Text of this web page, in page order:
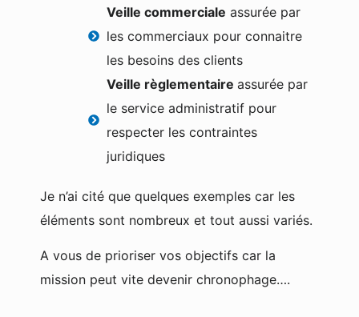
Veille commerciale assurée par
les commerciaux pour connaitre
les besoins des clients
Veille règlementaire assurée par
le service administratif pour
respecter les contraintes
juridiques
Je n’ai cité que quelques exemples car les
éléments sont nombreux et tout aussi variés.
A vous de prioriser vos objectifs car la
mission peut vite devenir chronophage….